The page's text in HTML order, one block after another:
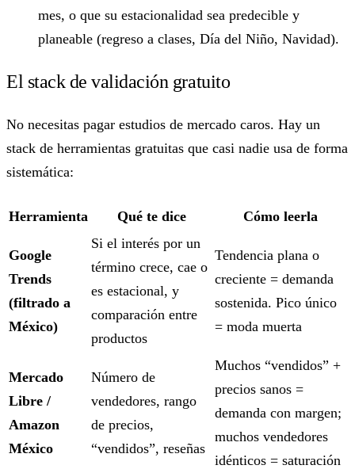
mes, o que su estacionalidad sea predecible y
planeable (regreso a clases, Día del Niño, Navidad).
El stack de validación gratuito
No necesitas pagar estudios de mercado caros. Hay un
stack de herramientas gratuitas que casi nadie usa de forma
sistemática:
Herramienta Qué te dice Cómo leerla
Google
Trends
(filtrado a
México)
Si el interés por un
término crece, cae o
es estacional, y
comparación entre
productos
Tendencia plana o
creciente = demanda
sostenida. Pico único
= moda muerta
Mercado
Libre /
Amazon
México
Número de
vendedores, rango
de precios,
“vendidos”, reseñas
Muchos “vendidos” +
precios sanos =
demanda con margen;
muchos vendedores
idénticos = saturación